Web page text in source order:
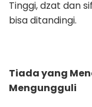
Tinggi, dzat dan
bisa ditandingi.
Tiada yang
Mengungguli